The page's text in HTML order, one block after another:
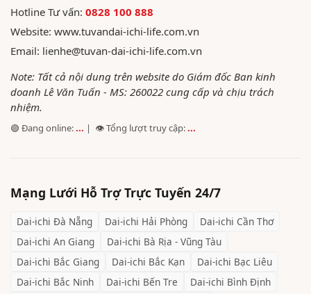
Hotline Tư vấn: 0828 100 888
Website: www.tuvandai-ichi-life.com.vn
Email: lienhe@tuvan-dai-ichi-life.com.vn
Note: Tất cả nội dung trên website do Giám đốc Ban kinh
doanh Lê Văn Tuấn - MS: 260022 cung cấp và chịu trách
nhiệm.
🟢 Đang online:... | 👁️ Tổng lượt truy cập:...
Mạng Lưới Hỗ Trợ Trực Tuyến 24/7
Dai-ichi Đà Nẵng Dai-ichi Hải Phòng Dai-ichi Cần Thơ
Dai-ichi An Giang Dai-ichi Bà Rịa - Vũng Tàu
Dai-ichi Bắc Giang Dai-ichi Bắc Kạn Dai-ichi Bạc Liêu
Dai-ichi Bắc Ninh Dai-ichi Bến Tre Dai-ichi Bình Định